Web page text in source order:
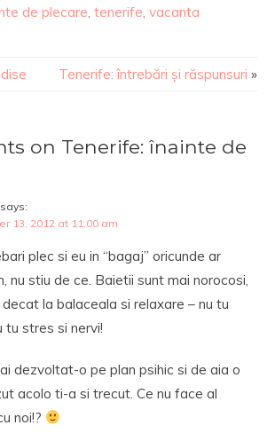
de plecare, tenerife, vacanta
Tenerife: întrebări și răspunsuri »
on Tenerife: înainte de
says:
13, 2012 at 11:00 am
plec si eu in “bagaj” oricunde ar
nu stiu de ce. Baietii sunt mai norocosi,
la balaceala si relaxare – nu tu
tu stres si nervi!
dezvoltat-o pe plan psihic si de aia o
acolo ti-a si trecut. Ce nu face al
noi!?